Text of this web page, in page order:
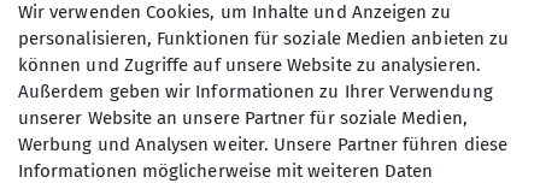
überwiegen.
Recht auf Beschwerde bei einer Aufsichtsbehörde
Sie haben das Recht auf Beschwerde bei der für
die verantwortliche Stelle zuständigen
Datenschutzaufsichtsbehörde.
Wir verwenden Cookies, um Inhalte und Anzeigen zu
personalisieren, Funktionen für soziale Medien anbieten zu
können und Zugriffe auf unsere Website zu analysieren.
Außerdem geben wir Informationen zu Ihrer Verwendung
unserer Website an unsere Partner für soziale Medien,
Werbung und Analysen weiter. Unsere Partner führen diese
Informationen möglicherweise mit weiteren Daten